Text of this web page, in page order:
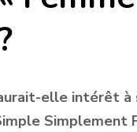
elle intérêt à
Simplement